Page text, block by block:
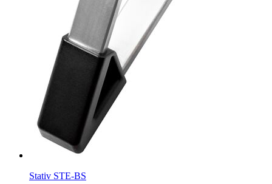
Stativ STE-BS